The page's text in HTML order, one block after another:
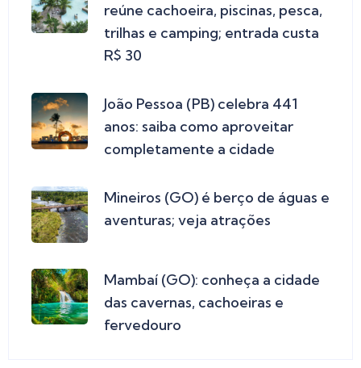
reúne cachoeira, piscinas, pesca,
trilhas e camping; entrada custa
R$ 30
João Pessoa (PB) celebra 441
anos: saiba como aproveitar
completamente a cidade
Mineiros (GO) é berço de águas e
aventuras; veja atrações
Mambaí (GO): conheça a cidade
das cavernas, cachoeiras e
fervedouro